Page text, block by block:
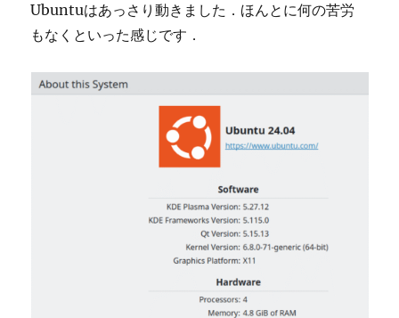
Ubuntuはあっさり動きました．ほんとに何の苦労
もなくといった感じです．